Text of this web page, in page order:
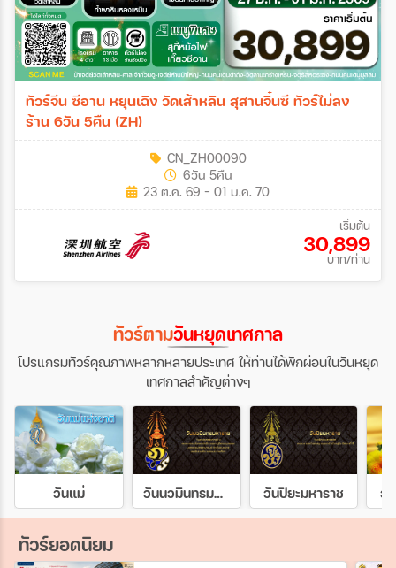
ทัวร์จีน ซีอาน หยุนเฉิง วัดเส้าหลิน สุสานจิ๋นซี ทัวร์ไม่ลง
ร้าน 6วัน 5คืน (ZH)
CN_ZH00090
6วัน 5คืน
23 ต.ค. 69 - 01 ม.ค. 70
เริ่มต้น
30,899
บาท/ท่าน
ทัวร์ตามวันหยุดเทศกาล
โปรแกรมทัวร์คุณภาพหลากหลายประเทศ ให้ท่านได้พักผ่อนในวันหยุด
เทศกาลสำคัญต่างๆ
วันแม่ วันนวมินทรมหาราช วันปิยะมหาราช วั
ทัวร์ยอดนิยม